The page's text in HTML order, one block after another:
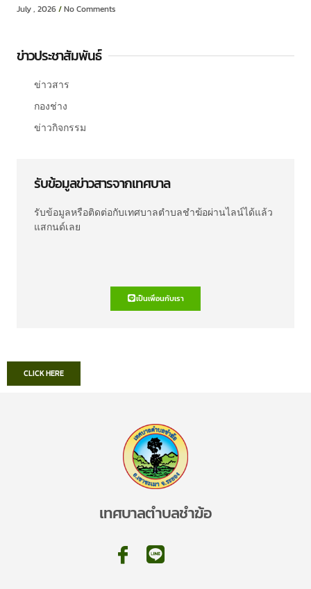
July , 2026 No Comments
ข่าวประชาสัมพันธ์
ข่าวสาร
กองช่าง
ข่าวกิจกรรม
รับข้อมูลข่าวสารจากเทศบาล
รับข้อมูลหรือติดต่อกับเทศบาลตำบลชำฆ้อผ่านไลน์ได้แล้ว
แสกนด์เลย
เป็นเพื่อนกับเรา
CLICK HERE
เทศบาลตำบลชำฆ้อ